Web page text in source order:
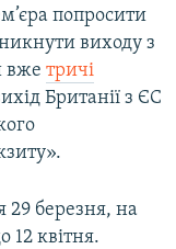
попросити
виходу з
вже тричі
Британії з ЄС
29 березня, на
12 квітня.